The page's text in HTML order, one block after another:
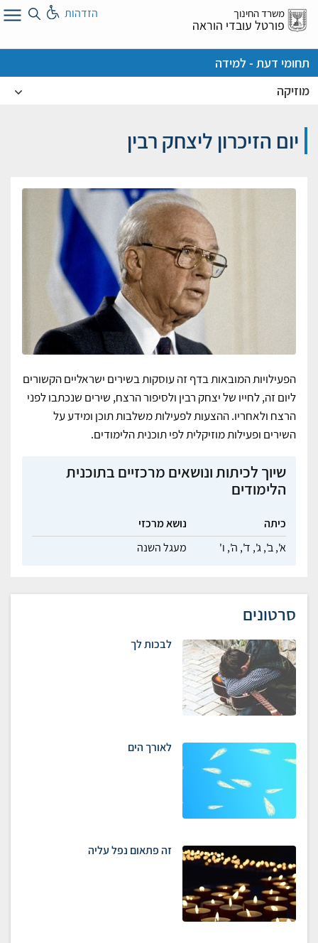
דלג
אל
משרד החינוך
פורטל עובדי הוראה
הזדהות
תחומי דעת - למידה
מוזיקה
יום הזיכרון ליצחק רבין
הפעילויות המובאות בדף זה עוסקות בשירים ישראליים הקשורים
ליום זה, לחייו של יצחק רבין ולסיפור הרצח, שירים שנכתבו לפני
הרצח ולאחריו. ההצעות לפעילות משלבות תוכן ומידע על
השירים ופעילות מוזיקלית לפי תוכנית הלימודים.
שיוך לכיתות ונושאים מרכזיים בתוכנית
הלימודים
כיתה
נושא מרכזי
א',ב',ג', ד', ה', ו' מעגל השנה
סרטונים
לבכות לך
לאורך הים
זה פתאום נפל עליה